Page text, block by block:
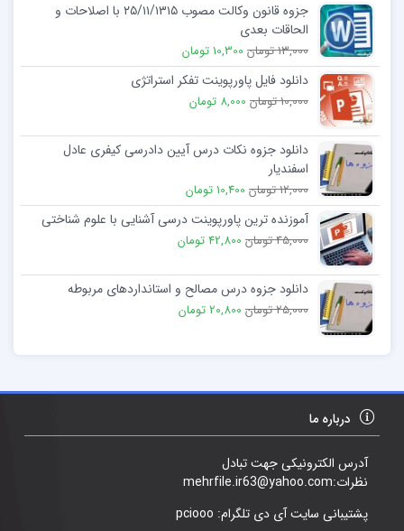
جزوه قانون وکالت مصوب ۲۵/۱۱/۱۳۱۵ با اصلاحات و
الحاقات بعدی
13,000 تومان 10,300 تومان
دانلود فایل پاورپوینت تفکر استراتژی
10,000 تومان 8,000 تومان
دانلود جزوه نکات درس آیین دادرسی کیفری عادل
اسفندیار
12,000 تومان 10,400 تومان
آموزنده ترین پاورپوینت درسی آشنایی با علوم شناختی
45,000 تومان 42,800 تومان
دانلود جزوه درس مصالح و استانداردهای مربوطه
25,000 تومان 20,800 تومان
درباره ما
آدرس الکترونیکی جهت تبادل
نظرات:mehrfile.ir63@yahoo.com
پشتیبانی سایت آی دی تلگرام: pciooo